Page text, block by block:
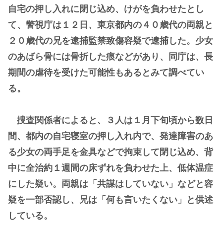
自宅の押し入れに閉じ込め、けがを負わせたとし
て、警視庁は１２日、東京都内の４０歳代の両親と
２０歳代の兄を逮捕監禁致傷容疑で逮捕した。少女
のあばら骨には骨折した痕などがあり、同庁は、長
期間の虐待を受けた可能性もあるとみて調べてい
る。
捜査関係者によると、３人は１月下旬頃から数日
間、都内の自宅寝室の押し入れ内で、発達障害のあ
る少女の両手足を金具などで拘束して閉じ込め、背
中に全治約１週間の床ずれを負わせた上、低体温症
にした疑い。両親は「共謀はしていない」などと容
疑を一部否認し、兄は「何も言いたくない」と供述
している。